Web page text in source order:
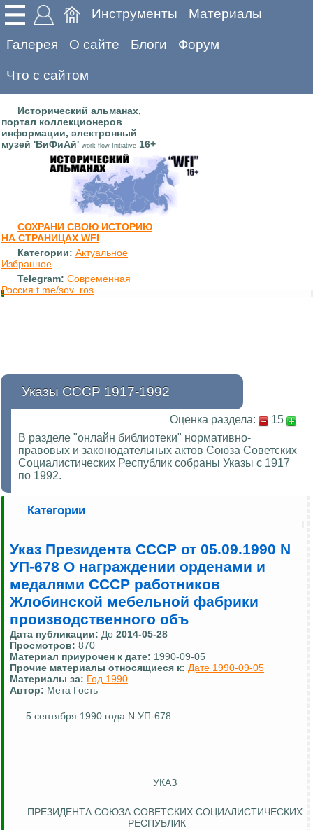
Инструменты Материалы
Галерея О сайте Блоги Форум
Что с сайтом
Исторический альманах,
портал коллекционеров
информации, электронный
музей 'ВиФиАй' work-flow-Initiative 16+
СОХРАНИ СВОЮ ИСТОРИЮ
НА СТРАНИЦАХ WFI
Категории: Актуальное
Избранное
Telegram: Современная
Россия t.me/sov_ros
Указы СССР 1917-1992
Оценка раздела:
15
В разделе "онлайн библиотеки" нормативно-
правовых и законодательных актов Союза Советских
Социалистических Республик собраны Указы с 1917
по 1992.
Категории
Указ Президента СССР от 05.09.1990 N
УП-678 О награждении орденами и
медалями СССР работников
Жлобинской мебельной фабрики
производственного объ
Дата публикации: До 2014-05-28
Просмотров: 870
Материал приурочен к дате: 1990-09-05
Прочие материалы относящиеся к: Дате 1990-09-05
Материалы за: Год 1990
Автор: Мета Гость
5 сентября 1990 года N УП-678
УКАЗ
ПРЕЗИДЕНТА СОЮЗА СОВЕТСКИХ СОЦИАЛИСТИЧЕСКИХ
РЕСПУБЛИК